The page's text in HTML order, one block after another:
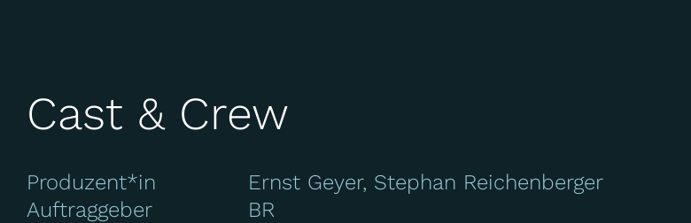
Cast & Crew
Produzent*in
Ernst Geyer, Stephan Reichenberger
Auftraggeber
BR